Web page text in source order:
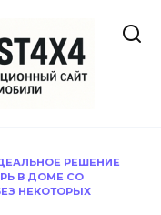
РЕШЕНИЕ
В ДОМЕ СО
НЕКОТОРЫХ